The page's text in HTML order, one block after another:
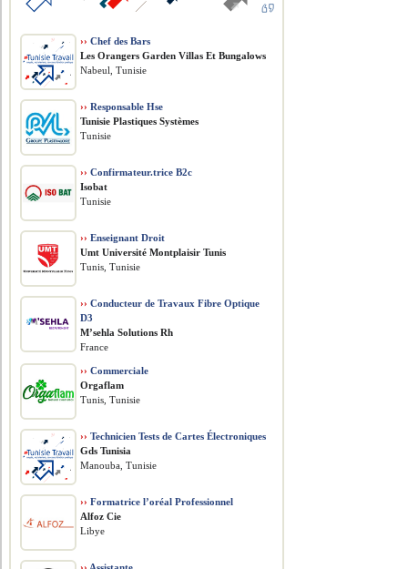
›› Chef des Bars
Les Orangers Garden Villas Et Bungalows
Nabeul, Tunisie
›› Responsable Hse
Tunisie Plastiques Systèmes
Tunisie
›› Confirmateur.trice B2c
Isobat
Tunisie
›› Enseignant Droit
Umt Université Montplaisir Tunis
Tunis, Tunisie
›› Conducteur de Travaux Fibre Optique
D3
M’sehla Solutions Rh
France
›› Commerciale
Orgaflam
Tunis, Tunisie
›› Technicien Tests de Cartes Électroniques
Gds Tunisia
Manouba, Tunisie
›› Formatrice l’oréal Professionnel
Alfoz Cie
Libye